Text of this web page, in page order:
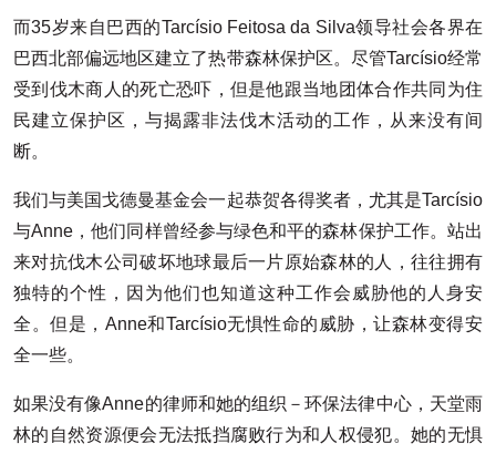
而35岁来自巴西的Tarcísio Feitosa da Silva领导社会各界在
巴西北部偏远地区建立了热带森林保护区。尽管Tarcísio经常
受到伐木商人的死亡恐吓，但是他跟当地团体合作共同为住
民建立保护区，与揭露非法伐木活动的工作，从来没有间
断。
我们与美国戈德曼基金会一起恭贺各得奖者，尤其是Tarcísio
与Anne，他们同样曾经参与绿色和平的森林保护工作。站出
来对抗伐木公司破坏地球最后一片原始森林的人，往往拥有
独特的个性，因为他们也知道这种工作会威胁他的人身安
全。但是，Anne和Tarcísio无惧性命的威胁，让森林变得安
全一些。
如果没有像Anne的律师和她的组织－环保法律中心，天堂雨
林的自然资源便会无法抵挡腐败行为和人权侵犯。她的无惧